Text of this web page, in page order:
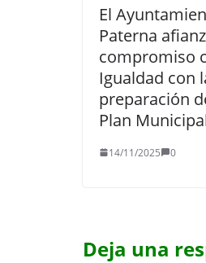
El
Paterna
compromiso
Igualdad con
preparación
Plan
14/11/2025 0
Deja una